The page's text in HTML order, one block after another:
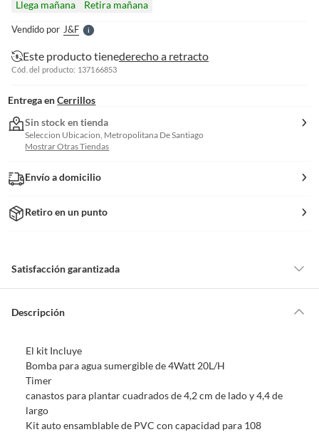
Llega mañana Retira mañana
Vendido por J&fS
Este producto tienederecho a retracto
Cód. del producto: 137166853
Entrega en Cerrillos
Sin stock en tienda
Seleccion Ubicacion, Metropolitana De Santiago
Mostrar Otras Tiendas
Envío a domicilio
Retiro en un punto
Satisfacción garantizada
de la compra.
comprado por internet y que hay ciertas categorías que no tienen este
derecho:
Productos que, por su naturaleza, no puedan ser devueltos,
puedan deteriorarse o caducar con rapidez.
Confeccionados a la medida.
Descripción
El kit Incluye
Bomba para agua sumergible de 4Watt 20L/H
Timer
canastos para plantar cuadrados de 4,2 cm de lado y 4,4 de
largo
Kit auto ensamblable de PVC con capacidad para 108